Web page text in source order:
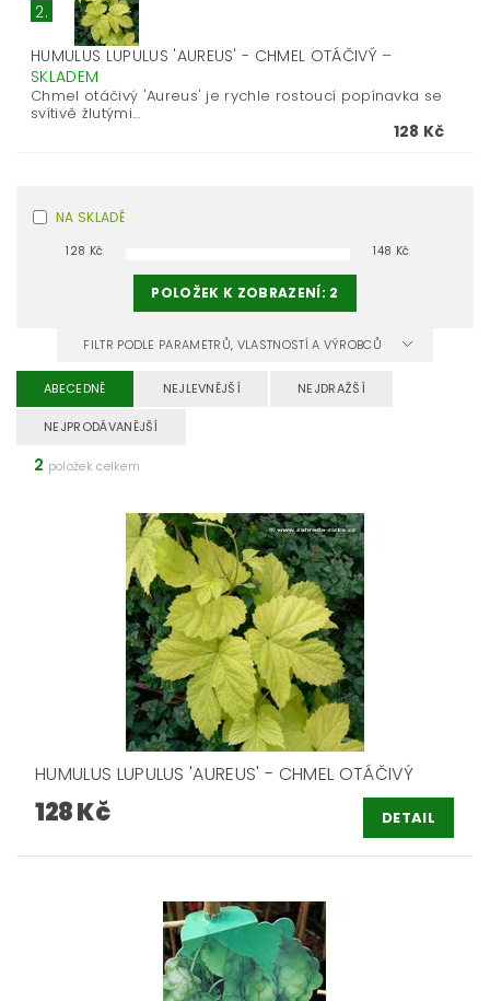
2.
HUMULUS LUPULUS 'AUREUS' - CHMEL OTÁČIVÝ –
SKLADEM
Chmel otáčivý 'Aureus' je rychle rostoucí popínavka se
svítivě žlutými...
128 Kč
NA SKLADĚ
128 Kč 148 Kč
POLOŽEK K ZOBRAZENÍ: 2
FILTR PODLE PARAMETRŮ, VLASTNOSTÍ A VÝROBCŮ
ABECEDNĚ NEJLEVNĚJŠÍ NEJDRAŽŠÍ
NEJPRODÁVANĚJŠÍ
2 položek celkem
HUMULUS LUPULUS 'AUREUS' - CHMEL OTÁČIVÝ
128 Kč DETAIL